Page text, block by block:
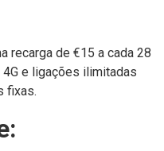
recarga de €15 a cada 28
e ligações ilimitadas
fixas.